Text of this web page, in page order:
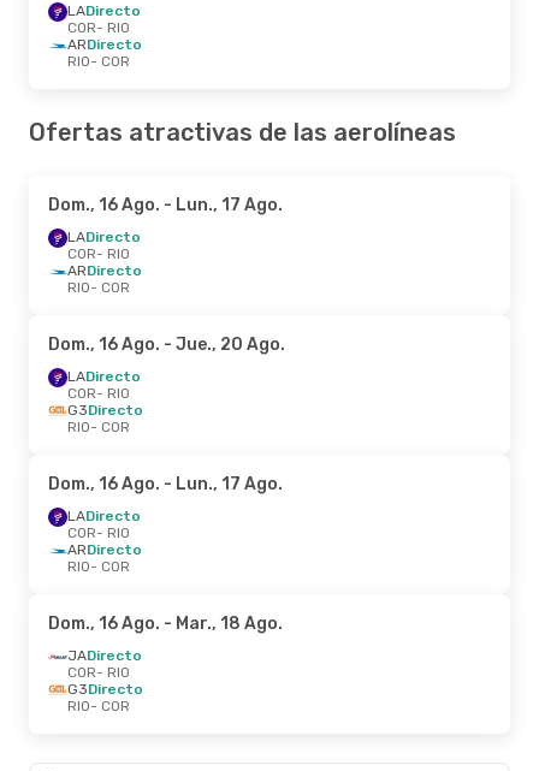
LADirecto
COR- RIO
ARDirecto
RIO- COR
Ofertas atractivas de las aerolíneas
Dom., 16 Ago. - Lun., 17 Ago.
LADirecto
COR- RIO
ARDirecto
RIO- COR
Dom., 16 Ago. - Jue., 20 Ago.
LADirecto
COR- RIO
G3Directo
RIO- COR
Dom., 16 Ago. - Lun., 17 Ago.
LADirecto
COR- RIO
ARDirecto
RIO- COR
Dom., 16 Ago. - Mar., 18 Ago.
JADirecto
COR- RIO
G3Directo
RIO- COR